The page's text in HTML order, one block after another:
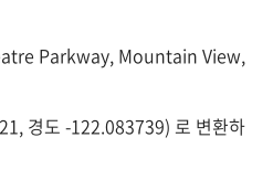
Parkway, Mountain View,
경도 -122.083739) 로 변환하